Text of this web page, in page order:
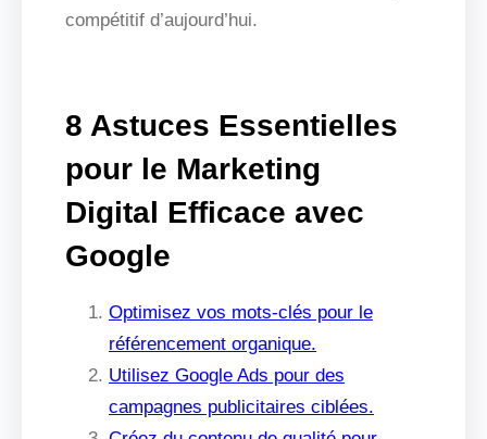
compétitif d’aujourd’hui.
8 Astuces Essentielles
pour le Marketing
Digital Efficace avec
Google
Optimisez vos mots-clés pour le
référencement organique.
Utilisez Google Ads pour des
campagnes publicitaires ciblées.